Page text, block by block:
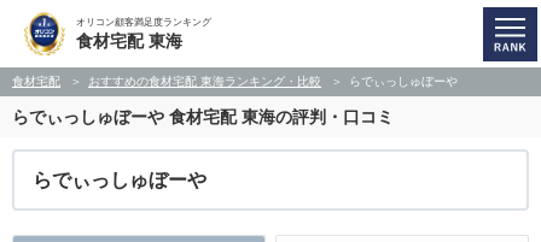
オリコン顧客満足度ランキング
食材宅配 東海
食材宅配 おすすめの食材宅配 東海ランキング・比較 らでぃっしゅぼーや
らでぃっしゅぼーや 食材宅配 東海の評判・口コミ
らでぃっしゅぼーや